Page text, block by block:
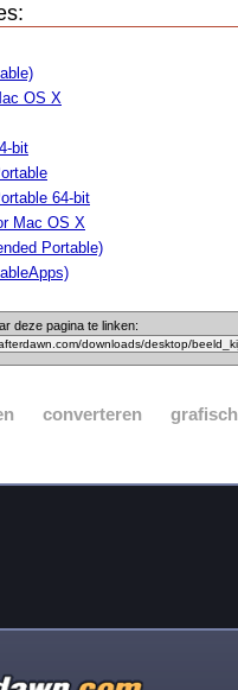
OS X
bit
64-bit
Mac OS X
Portable)
deze pagina te linken:
converteren grafisch